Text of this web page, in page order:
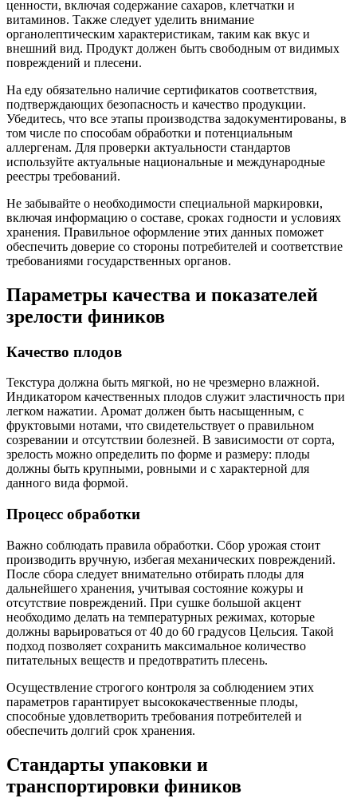
ценности, включая содержание сахаров, клетчатки и
витаминов. Также следует уделить внимание
органолептическим характеристикам, таким как вкус и
внешний вид. Продукт должен быть свободным от видимых
повреждений и плесени.
На еду обязательно наличие сертификатов соответствия,
подтверждающих безопасность и качество продукции.
Убедитесь, что все этапы производства задокументированы, в
том числе по способам обработки и потенциальным
аллергенам. Для проверки актуальности стандартов
используйте актуальные национальные и международные
реестры требований.
Не забывайте о необходимости специальной маркировки,
включая информацию о составе, сроках годности и условиях
хранения. Правильное оформление этих данных поможет
обеспечить доверие со стороны потребителей и соответствие
требованиями государственных органов.
Параметры качества и показателей
зрелости фиников
Качество плодов
Текстура должна быть мягкой, но не чрезмерно влажной.
Индикатором качественных плодов служит эластичность при
легком нажатии. Аромат должен быть насыщенным, с
фруктовыми нотами, что свидетельствует о правильном
созревании и отсутствии болезней. В зависимости от сорта,
зрелость можно определить по форме и размеру: плоды
должны быть крупными, ровными и с характерной для
данного вида формой.
Процесс обработки
Важно соблюдать правила обработки. Сбор урожая стоит
производить вручную, избегая механических повреждений.
После сбора следует внимательно отбирать плоды для
дальнейшего хранения, учитывая состояние кожуры и
отсутствие повреждений. При сушке большой акцент
необходимо делать на температурных режимах, которые
должны варьироваться от 40 до 60 градусов Цельсия. Такой
подход позволяет сохранить максимальное количество
питательных веществ и предотвратить плесень.
Осуществление строгого контроля за соблюдением этих
параметров гарантирует высококачественные плоды,
способные удовлетворить требования потребителей и
обеспечить долгий срок хранения.
Стандарты упаковки и
транспортировки фиников